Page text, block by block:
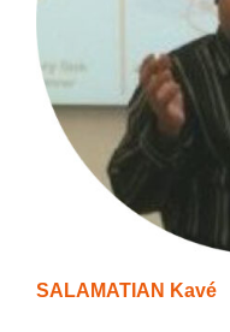
SALAMATIAN Kavé